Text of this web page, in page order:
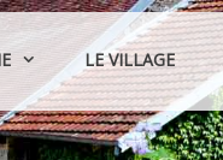
LE VILLAGE